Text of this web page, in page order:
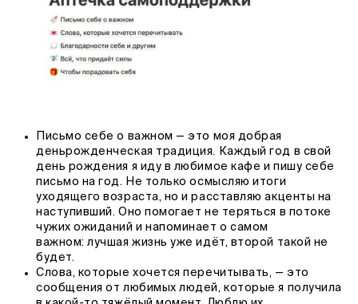
Письмо себе о важном — это моя добрая
деньрожденческая традиция. Каждый год в свой
день рождения я иду в любимое кафе и пишу себе
письмо на год. Не только осмысляю итоги
уходящего возраста, но и расставляю акценты на
наступивший. Оно помогает не теряться в потоке
чужих ожиданий и напоминает о самом
важном: лучшая жизнь уже идёт, второй такой не
будет.
Слова, которые хочется перечитывать, — это
сообщения от любимых людей, которые я получила